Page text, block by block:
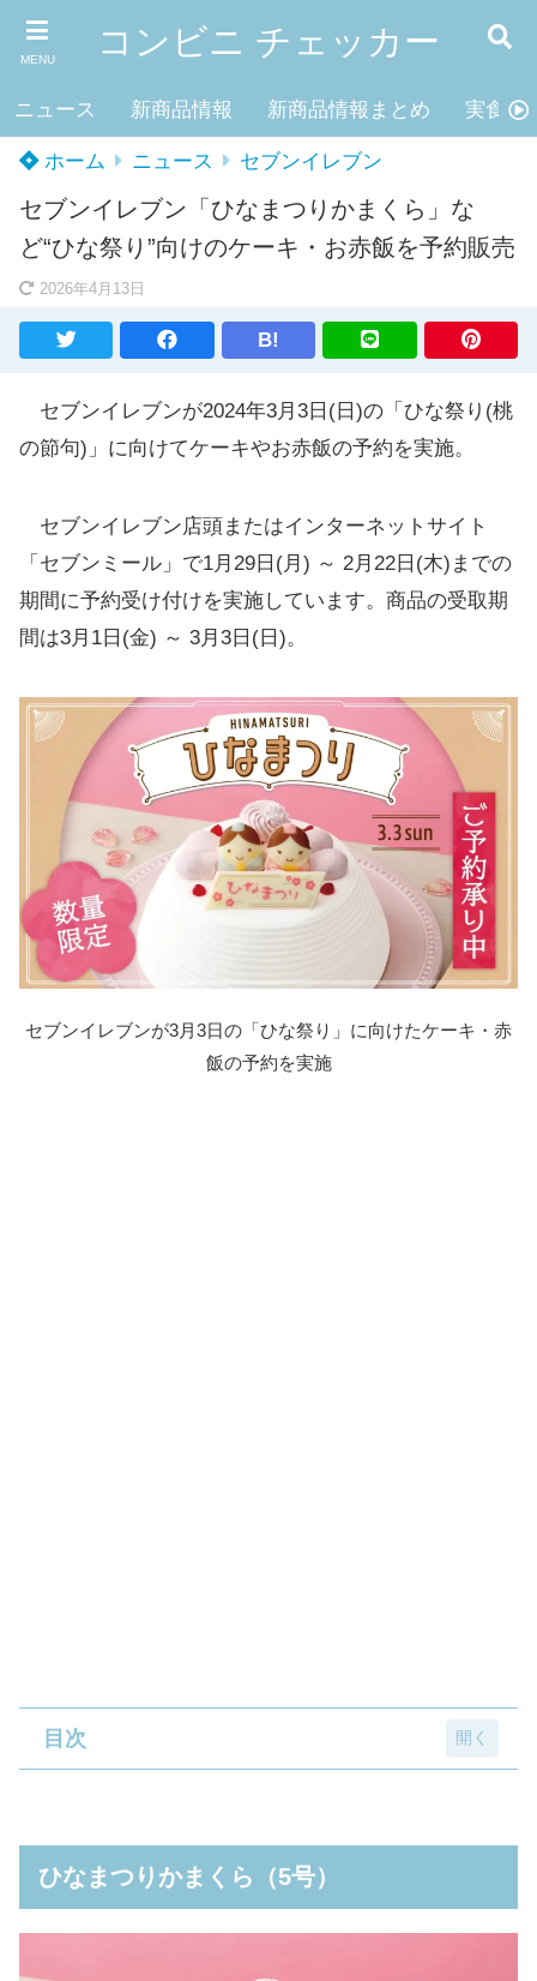
MENU コンビニ チェッカー
ニュース 新商品情報 新商品情報まとめ 実食レ
ホーム ニュース セブンイレブン
セブンイレブン「ひなまつりかまくら」な
ど“ひな祭り”向けのケーキ・お赤飯を予約販売
2026年4月13日
B!
セブンイレブンが2024年3月3日(日)の「ひな祭り(桃
の節句)」に向けてケーキやお赤飯の予約を実施。
セブンイレブン店頭またはインターネットサイト
「セブンミール」で1月29日(月) ～ 2月22日(木)までの
期間に予約受け付けを実施しています。商品の受取期
間は3月1日(金) ～ 3月3日(日)。
セブンイレブンが3月3日の「ひな祭り」に向けたケーキ・赤
飯の予約を実施
目次
ひなまつりかまくら（5号）